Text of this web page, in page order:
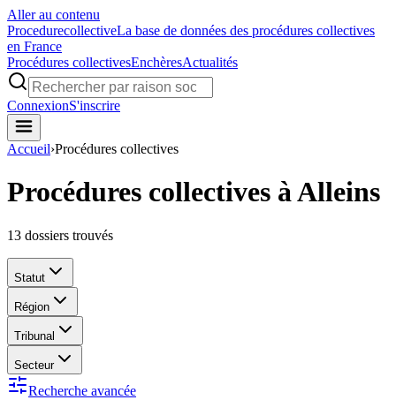
Aller au contenu
ProcedurecollectiveLa base de données des procédures collectives
en France
Procédures collectivesEnchèresActualités
ConnexionS'inscrire
Accueil›Procédures collectives
Procédures collectives à Alleins
13 dossiers trouvés
Statut
Région
Tribunal
Secteur
Recherche avancée